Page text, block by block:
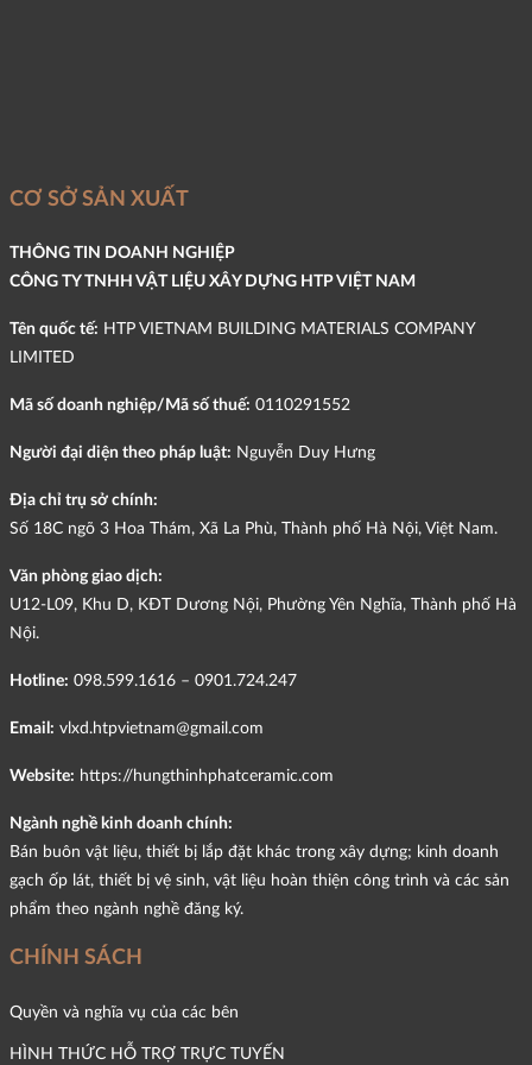
CƠ SỞ SẢN XUẤT
THÔNG TIN DOANH NGHIỆP
CÔNG TY TNHH VẬT LIỆU XÂY DỰNG HTP VIỆT NAM
Tên quốc tế: HTP VIETNAM BUILDING MATERIALS COMPANY
LIMITED
Mã số doanh nghiệp/Mã số thuế: 0110291552
Người đại diện theo pháp luật: Nguyễn Duy Hưng
Địa chỉ trụ sở chính:
Số 18C ngõ 3 Hoa Thám, Xã La Phù, Thành phố Hà Nội, Việt Nam.
Văn phòng giao dịch:
U12-L09, Khu D, KĐT Dương Nội, Phường Yên Nghĩa, Thành phố Hà
Nội.
Hotline: 098.599.1616 – 0901.724.247
Email: vlxd.htpvietnam@gmail.com
Website: https://hungthinhphatceramic.com
Ngành nghề kinh doanh chính:
Bán buôn vật liệu, thiết bị lắp đặt khác trong xây dựng; kinh doanh
gạch ốp lát, thiết bị vệ sinh, vật liệu hoàn thiện công trình và các sản
phẩm theo ngành nghề đăng ký.
CHÍNH SÁCH
Quyền và nghĩa vụ của các bên
HÌNH THỨC HỖ TRỢ TRỰC TUYẾN